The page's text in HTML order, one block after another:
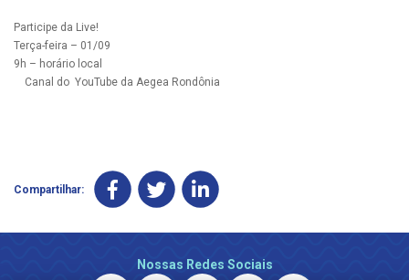
Participe da Live!
Terça-feira – 01/09
9h – horário local
Canal do YouTube da Aegea Rondônia
Compartilhar:
Nossas Redes Sociais